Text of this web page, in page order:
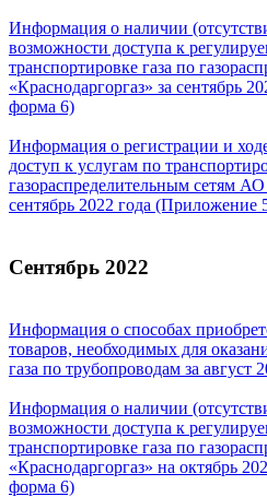
Информация о наличии
возможности доступа к
транспортировке газа по
«Краснодаргоргаз» за сентябрь
форма 6)
Информация о регистрации и
доступ к услугам по
газораспределительным сетям АО
сентябрь 2022 года (Приложение
Сентябрь 2022
Информация о способах
товаров, необходимых для
газа по трубопроводам за
Информация о наличии
возможности доступа к
транспортировке газа по
«Краснодаргоргаз» на октябрь
форма 6)